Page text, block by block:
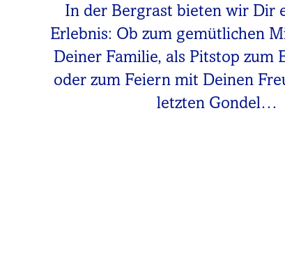
In der Bergrast bieten wir Dir
Erlebnis: Ob zum gemütlichen
Deiner Familie, als Pitstop zum
oder zum Feiern mit Deinen
letzten Gondel…